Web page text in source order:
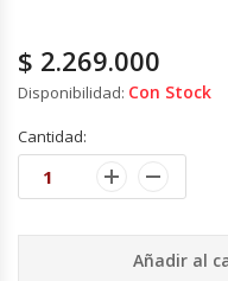
Hervidores / Percoladores
Hornos A Piso Y Pizzeros
Hornos Eléctricos
$ 2.269.000
Disponibilidad: Con Stock
Cantidad:
Añadir al